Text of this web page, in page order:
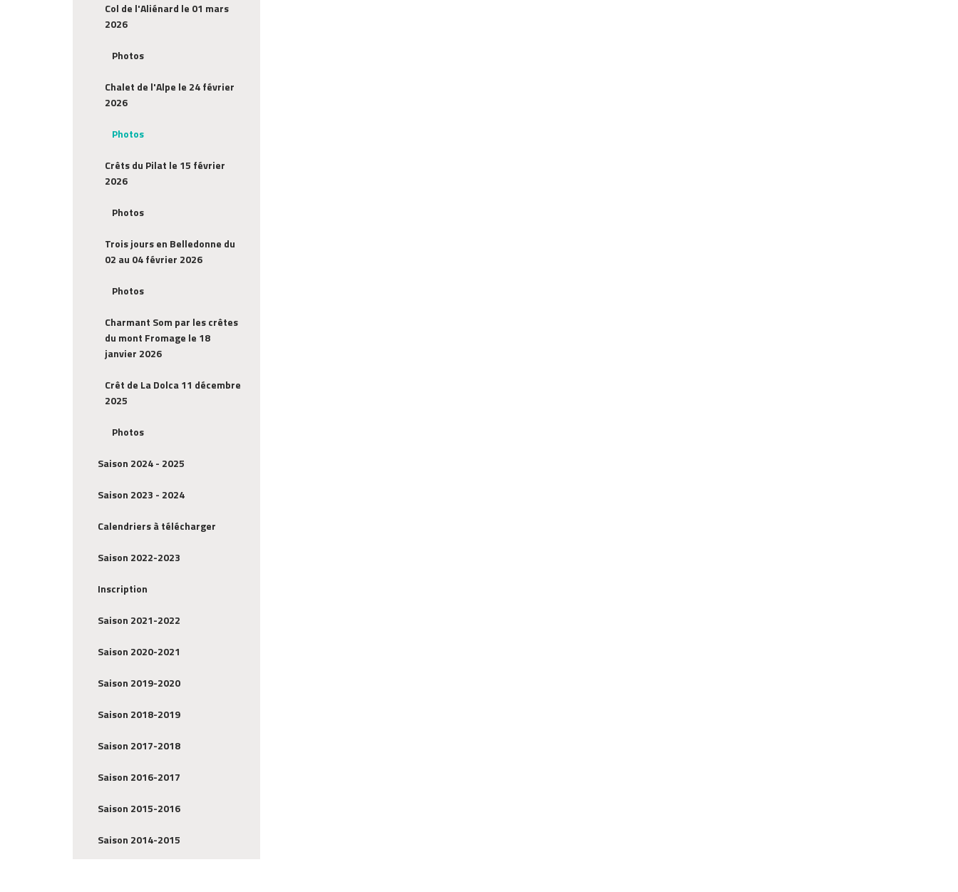
Col de l'Aliénard le 01 mars
2026
Photos
Chalet de l'Alpe le 24 février
2026
Photos
Crêts du Pilat le 15 février
2026
Photos
Trois jours en Belledonne du
02 au 04 février 2026
Photos
Charmant Som par les crêtes
du mont Fromage le 18
janvier 2026
Crêt de La Dolca 11 décembre
2025
Photos
Saison 2024 - 2025
Saison 2023 - 2024
Calendriers à télécharger
Saison 2022-2023
Inscription
Saison 2021-2022
Saison 2020-2021
Saison 2019-2020
Saison 2018-2019
Saison 2017-2018
Saison 2016-2017
Saison 2015-2016
Saison 2014-2015